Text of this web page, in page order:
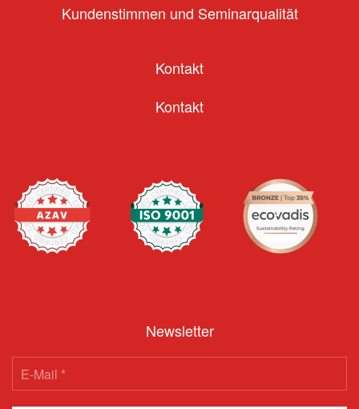
Kundenstimmen und Seminarqualität
Kontakt
Kontakt
Newsletter